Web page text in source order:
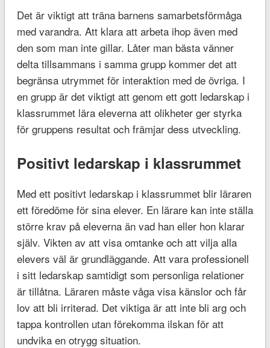
Det är viktigt att träna barnens samarbetsförmåga
med varandra. Att klara att arbeta ihop även med
den som man inte gillar. Låter man bästa vänner
delta tillsammans i samma grupp kommer det att
begränsa utrymmet för interaktion med de övriga. I
en grupp är det viktigt att genom ett gott ledarskap i
klassrummet lära eleverna att olikheter ger styrka
för gruppens resultat och främjar dess utveckling.
Positivt ledarskap i klassrummet
Med ett positivt ledarskap i klassrummet blir läraren
ett föredöme för sina elever. En lärare kan inte ställa
större krav på eleverna än vad han eller hon klarar
själv. Vikten av att visa omtanke och att vilja alla
elevers väl är grundläggande. Att vara professionell
i sitt ledarskap samtidigt som personliga relationer
är tillåtna. Läraren måste våga visa känslor och får
lov att bli irriterad. Det viktiga är att inte bli arg och
tappa kontrollen utan förekomma ilskan för att
undvika en otrygg situation.